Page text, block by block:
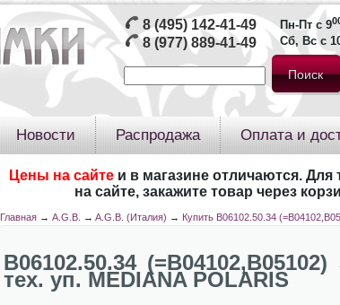
8 (495) 142-41-49
8 (977) 889-41-49
Пн-Пт с 9
Сб, Вс с
Новости Распродажа Оплата и
Цены на сайте и в магазине отличаются. Для
на сайте, закажите товар через
Главная →A.G.B. →A.G.B. (Италия) → Купить B06102.50.34
B06102.50.34
тех. уп. MEDIANA POLARIS